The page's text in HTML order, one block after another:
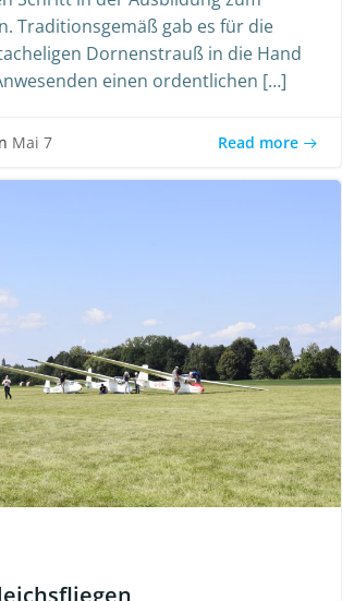
Traditionsgemäß gab es für die
Dornenstrauß in die Hand
einen ordentlichen […]
Mai 7 Read more